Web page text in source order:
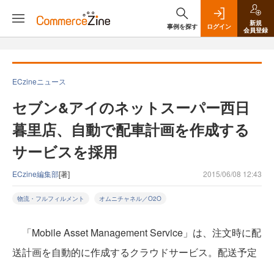
事例を探す ログイン
新規
会員登録
ECzineニュース
セブン&アイのネットスーパー西日
暮里店、自動で配車計画を作成する
サービスを採用
ECzine編集部[著] 2015/06/08 12:43
物流・フルフィルメント オムニチャネル／O2O
「Mobile Asset Management Service」は、注文時に配
送計画を自動的に作成するクラウドサービス。配送予定